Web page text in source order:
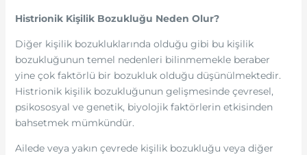
Histrionik Kişilik Bozukluğu Neden Olur?
Diğer kişilik bozukluklarında olduğu gibi bu kişilik
bozukluğunun temel nedenleri bilinmemekle beraber
yine çok faktörlü bir bozukluk olduğu düşünülmektedir.
Histrionik kişilik bozukluğunun gelişmesinde çevresel,
psikososyal ve genetik, biyolojik faktörlerin etkisinden
bahsetmek mümkündür.
Ailede veya yakın çevrede kişilik bozukluğu veya diğer